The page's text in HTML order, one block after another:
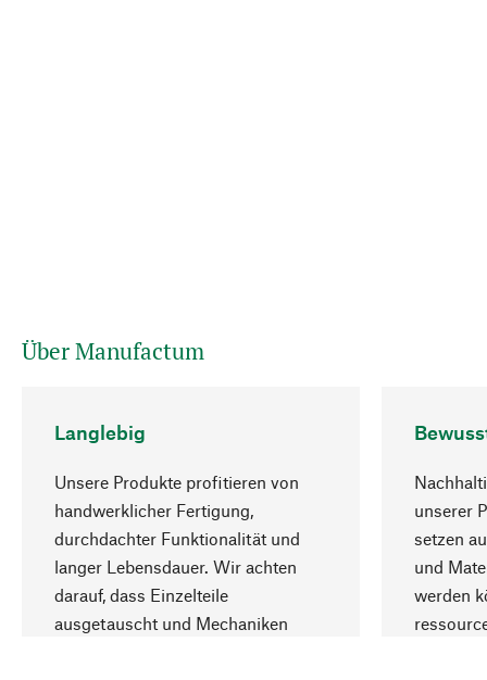
Über Manufactum
Langlebig
Unsere Produkte profitieren von
handwerklicher Fertigung,
durchdachter Funktionalität und
langer Lebensdauer. Wir achten
darauf, dass Einzelteile
ausgetauscht und Mechaniken
unserer
setzen
und
werden